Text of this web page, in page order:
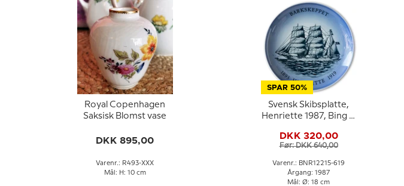
Royal Copenhagen
Saksisk Blomst vase
DKK 895,00
Varenr.: R493-XXX
Mål: H: 10 cm
SPAR 50%
Svensk Skibsplatte,
Henriette 1987, Bing &
DKK 320,00
Før: DKK 640,00
Varenr.: BNR12215-619
Årgang: 1987
Mål: Ø: 18 cm